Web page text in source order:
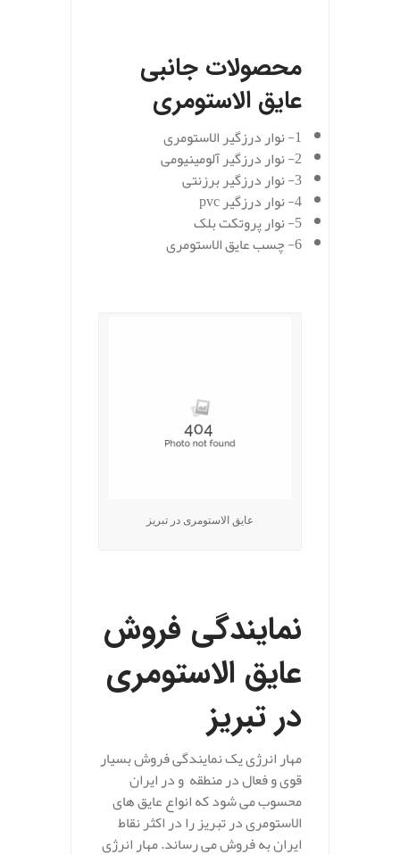
محصولات جانبی
عایق الاستومری
1- نوار درزگیر الاستومری
2- نوار درزگیر آلومینیومی
3- نوار درزگیر برزنتی
4- نوار درزگیر pvc
5- نوار پروتکت بلک
6- چسب عایق الاستومری
عایق الاستومری در تبریز
نمایندگی فروش
عایق الاستومری
در تبریز
مهار انرژی یک نمایندگی فروش بسیار
قوی و فعال در منطقه و در ایران
محسوب می شود که انواع عایق های
الاستومری در تبریز را در اکثر نقاط
ایران به فروش می رساند. مهار انرژی